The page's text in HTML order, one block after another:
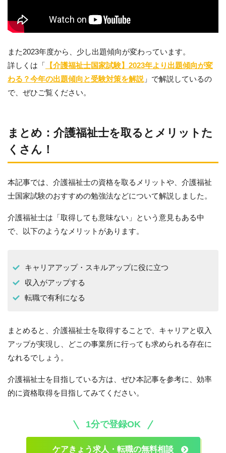
また2023年度から、少し出題傾向が変わっています。
詳しくは「
【介護福祉士国家試験】2023年より出題傾向が変
わる？今年の出題傾向と受験対策を解説」で解説しているの
で、ぜひご覧ください。
まとめ：介護福祉士を取るとメリットた
くさん！
本記事では、介護福祉士の資格を取るメリットや、介護福祉
士国家試験のおすすめの勉強法などについて解説しました。
介護福祉士は「取得しても意味ない」という意見もある中
で、以下のようなメリットがあります。
キャリアアップ・スキルアップに役に立つ
収入がアップする
転職で有利になる
まとめると、介護福祉士を取得することで、キャリアと収入
アップが実現し、どこの事業所に行っても求められる存在に
なれるでしょう。
介護福祉士を目指している方は、ぜひ本記事を参考に、効率
的に資格取得を目指してみてください。
1分で登録OK
ケアきょう求人・転職の無料相談